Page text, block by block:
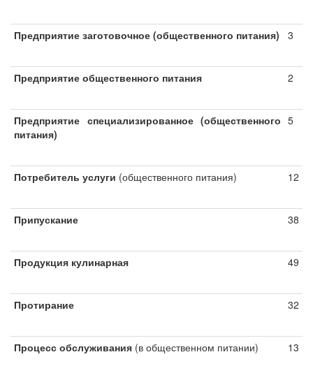
Предприятие заготовочное (общественного питания) 3
Предприятие общественного питания 2
Предприятие специализированное (общественного
питания)
5
Потребитель услуги (общественного питания) 12
Припускание 38
Продукция кулинарная 49
Протирание 32
Процесс обслуживания (в общественном питании) 13